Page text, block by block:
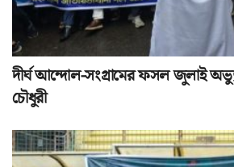
দীর্ঘ আন্দোল-সংগ্রামের ফসল জুলাই
চৌধুরী